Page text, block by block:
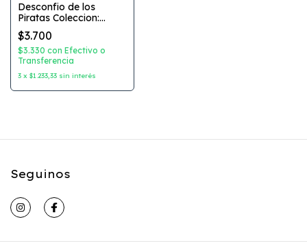
Desconfio de los
Piratas Coleccion:
Infantiles Editorial:
Bontus
$3.700
$3.330 con Efectivo o
Transferencia
3 x $1.233,33 sin interés
Seguinos